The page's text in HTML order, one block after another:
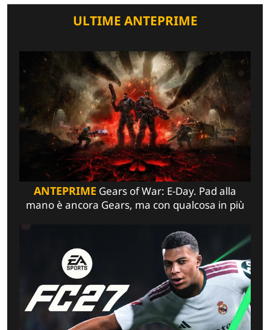
ULTIME ANTEPRIME
ANTEPRIME Gears of War: E-Day. Pad alla
mano è ancora Gears, ma con qualcosa in più